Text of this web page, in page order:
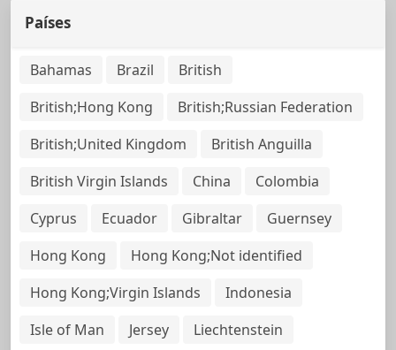
Países
Bahamas Brazil
British
British;Hong Kong
British;Russian Federation
British;United Kingdom
British Anguilla
British Virgin Islands
China
Colombia
Cyprus
Ecuador Gibraltar
Guernsey
Hong Kong
Hong Kong;Not identified
Hong Kong;Virgin Islands
Indonesia
Isle of Man
Jersey
Liechtenstein